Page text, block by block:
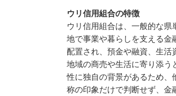
ウリ信用組合の特徴
ウリ信用組合は、一般的な
地で事業や暮らしを支える金
配置され、預金や融資、生活
地域の商売や生活に寄り添う
性に独自の背景があるため、
称の印象だけで判断せず、金